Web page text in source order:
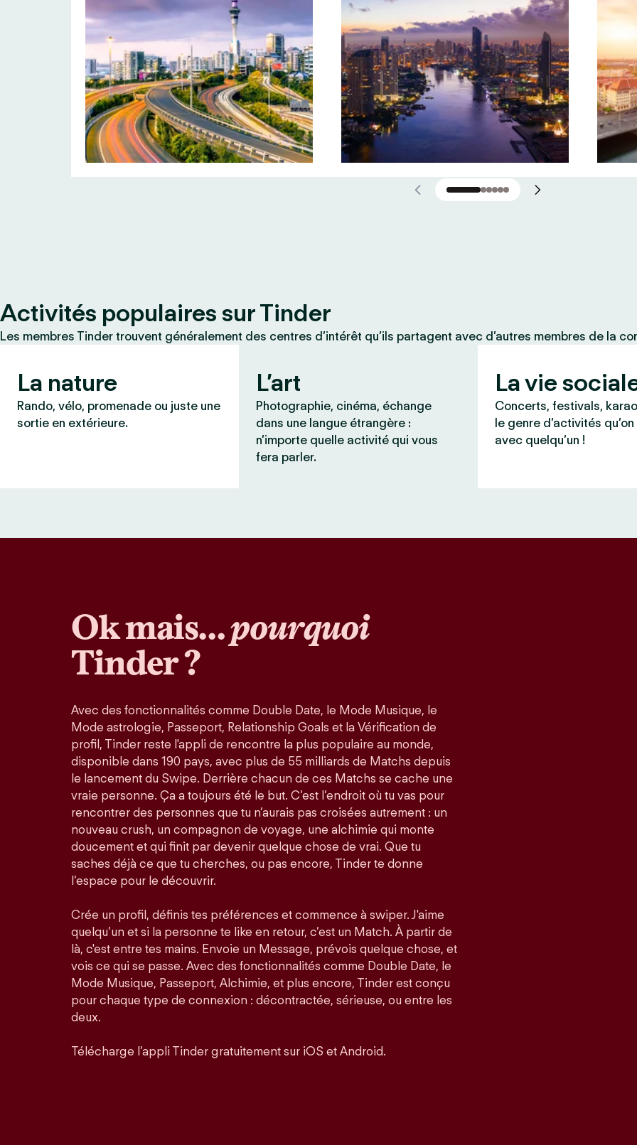
Activités populaires sur Tinder
Les membres Tinder trouvent généralement des centres d’intérêt qu’ils partagent avec d’autres membres de la
La nature
Rando, vélo, promenade ou juste une
sortie en extérieure.
L’art
Photographie, cinéma, échange
dans une langue étrangère :
n’importe quelle activité qui vous
fera parler.
La vie
Concerts, festivals,
le genre d’activités
avec quelqu’un !
Ok mais…pourquoi
Tinder ?
Avec des fonctionnalités comme Double Date, le Mode Musique, le
Mode astrologie, Passeport, Relationship Goals et la Vérification de
profil, Tinder reste l'appli de rencontre la plus populaire au monde,
disponible dans 190 pays, avec plus de 55 milliards de Matchs depuis
le lancement du Swipe. Derrière chacun de ces Matchs se cache une
vraie personne. Ça a toujours été le but. C’est l’endroit où tu vas pour
rencontrer des personnes que tu n’aurais pas croisées autrement : un
nouveau crush, un compagnon de voyage, une alchimie qui monte
doucement et qui finit par devenir quelque chose de vrai. Que tu
saches déjà ce que tu cherches, ou pas encore, Tinder te donne
l’espace pour le découvrir.
Crée un profil, définis tes préférences et commence à swiper. J'aime
quelqu’un et si la personne te like en retour, c’est un Match. À partir de
là, c'est entre tes mains. Envoie un Message, prévois quelque chose, et
vois ce qui se passe. Avec des fonctionnalités comme Double Date, le
Mode Musique, Passeport, Alchimie, et plus encore, Tinder est conçu
pour chaque type de connexion : décontractée, sérieuse, ou entre les
deux.
Télécharge l’appli Tinder gratuitement sur iOS et Android.